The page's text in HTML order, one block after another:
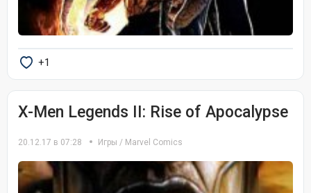
+1
X-Men Legends II: Rise of Apocalypse
20.12.17 в 07:28 Игры / Marvel Comics